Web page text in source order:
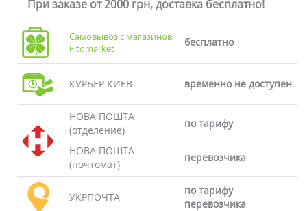
При заказе от 2000 грн, доставка бесплатно!
Самовывоз с магазинов
Fitomarket
бесплатно
КУРЬЕР КИЕВ временно не доступен
НОВА ПОШТА
(отделение)
по тарифу
НОВА ПОШТА
(почтомат)
перевозчика
УКРПОЧТА
по тарифу
перевозчика